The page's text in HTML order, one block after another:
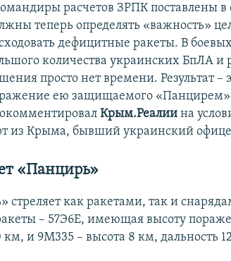
расчетов ЗРПК поставлены
теперь определять «важность»
дефицитные ракеты. В
количества украинских БпЛА и
просто нет времени. Результат –
ею защищаемого «Панцирем»
Крым.Реалии на
из Крыма, бывший украинский
«Панцирь»
стреляет как ракетами, так и
– 57Э6Е, имеющая высоту
км, и 9М335 – высота 8 км, дальность